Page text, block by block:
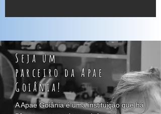
Seja um
parceiro da Apae
Goiânia!
A Apae Goiânia é uma instituição que há